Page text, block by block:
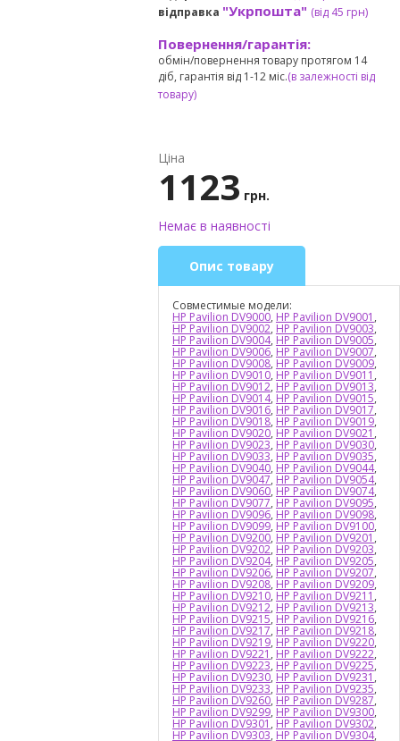
відправка "Укрпошта" (від 45 грн)
Повернення/гарантія:
обмін/повернення товару протягом 14
діб, гарантія від 1-12 міс.(в залежності від
товару)
Ціна
1123 грн.
Немає в наявності
Опис товару
Совместимые модели:
HP Pavilion DV9000, HP Pavilion DV9001 ,
HP Pavilion DV9002, HP Pavilion DV9003,
HP Pavilion DV9004, HP Pavilion DV9005,
HP Pavilion DV9006, HP Pavilion DV9007,
HP Pavilion DV9008, HP Pavilion DV9009,
HP Pavilion DV9010, HP Pavilion DV9011 ,
HP Pavilion DV9012, HP Pavilion DV9013,
HP Pavilion DV9014, HP Pavilion DV9015,
HP Pavilion DV9016, HP Pavilion DV9017,
HP Pavilion DV9018, HP Pavilion DV9019,
HP Pavilion DV9020, HP Pavilion DV9021 ,
HP Pavilion DV9023, HP Pavilion DV9030,
HP Pavilion DV9033, HP Pavilion DV9035,
HP Pavilion DV9040, HP Pavilion DV9044,
HP Pavilion DV9047, HP Pavilion DV9054,
HP Pavilion DV9060, HP Pavilion DV9074,
HP Pavilion DV9077, HP Pavilion DV9095,
HP Pavilion DV9096, HP Pavilion DV9098,
HP Pavilion DV9099, HP Pavilion DV9100,
HP Pavilion DV9200, HP Pavilion DV9201 ,
HP Pavilion DV9202, HP Pavilion DV9203,
HP Pavilion DV9204, HP Pavilion DV9205,
HP Pavilion DV9206, HP Pavilion DV9207,
HP Pavilion DV9208, HP Pavilion DV9209,
HP Pavilion DV9210, HP Pavilion DV9211 ,
HP Pavilion DV9212, HP Pavilion DV9213,
HP Pavilion DV9215, HP Pavilion DV9216,
HP Pavilion DV9217, HP Pavilion DV9218,
HP Pavilion DV9219, HP Pavilion DV9220,
HP Pavilion DV9221 , HP Pavilion DV9222,
HP Pavilion DV9223, HP Pavilion DV9225,
HP Pavilion DV9230, HP Pavilion DV9231 ,
HP Pavilion DV9233, HP Pavilion DV9235,
HP Pavilion DV9260, HP Pavilion DV9287,
HP Pavilion DV9299, HP Pavilion DV9300,
HP Pavilion DV9301 , HP Pavilion DV9302,
HP Pavilion DV9303, HP Pavilion DV9304,